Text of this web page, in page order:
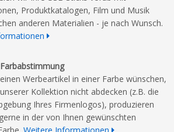
Produktkatalogen, Film und Musik
anderen Materialien - je nach Wunsch.
Werbeartikel in einer Farbe wünschen,
Kollektion nicht abdecken (z.B. die
Ihres Firmenlogos), produzieren
in der von Ihnen gewünschten